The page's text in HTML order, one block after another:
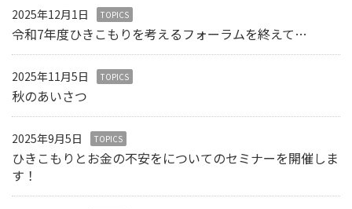
2025年12月1日 TOPICS
令和7年度ひきこもりを考えるフォーラムを終えて…
2025年11月5日 TOPICS
秋のあいさつ
2025年9月5日 TOPICS
ひきこもりとお金の不安をについてのセミナーを開催しま
す！